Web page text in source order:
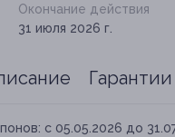
Окончание действия
31 июля 2026 г.
Гарантии
с 05.05.2026 до